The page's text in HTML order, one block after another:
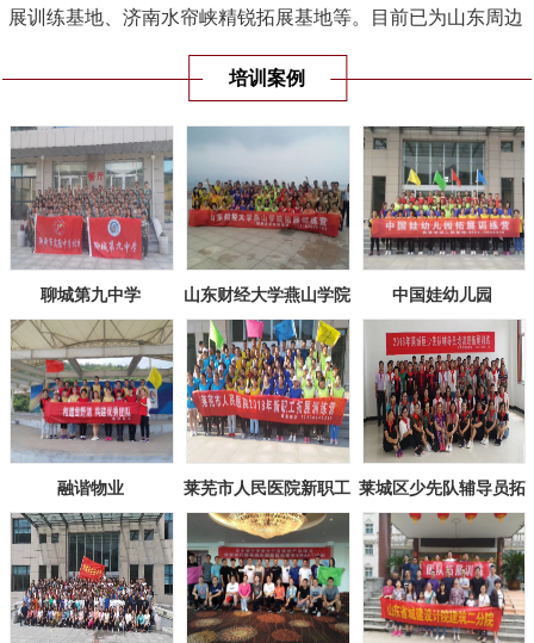
展训练基地、济南水帘峡精锐拓展基地等。目前已为山东周边
规模最大的专业体验式培训机构。[查看详情]
培训案例
聊城第九中学 山东财经大学燕山学院 中国娃幼儿园
融谐物业
莱芜市人民医院新职工
拓展训练
莱城区少先队辅导员拓
展训练